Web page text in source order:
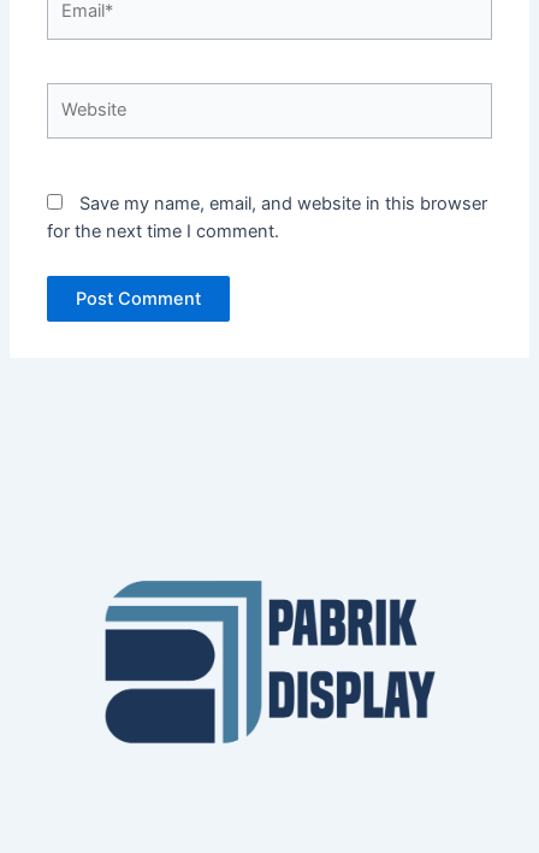
Save my name, email, and website in this browser
for the next time I comment.